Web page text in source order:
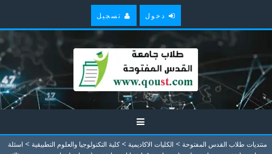
دخول تسجيل
منتديات طلاب القدس المفتوحة > الكليات الاكاديمية > كلية التكنولوجيا والعلوم التطبيقية > اسئلة